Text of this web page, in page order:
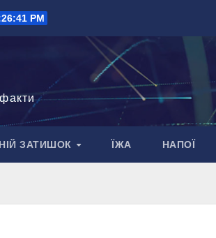
PM
ЗАТИШОК ЇЖА НАПОЇ